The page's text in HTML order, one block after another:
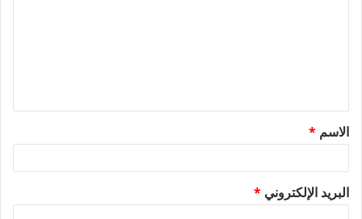
ق
*
الاسم *
البريد الإلكتروني *